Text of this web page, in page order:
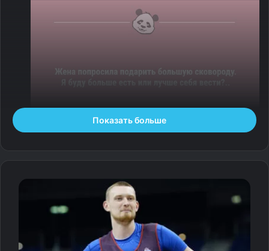
Показать больше